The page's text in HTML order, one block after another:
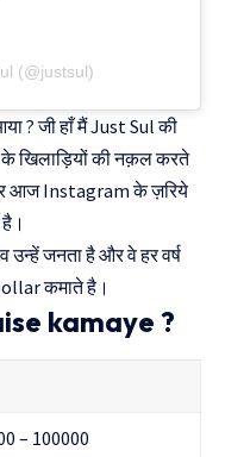
(@justsul)
? जी हाँ मैं Just Sul की
के खिलाड़ियों की नक़ल करते
आज Instagram के ज़रिये
जनता है और वे हर वर्ष
कमाते है।
kamaye ?
– 100000